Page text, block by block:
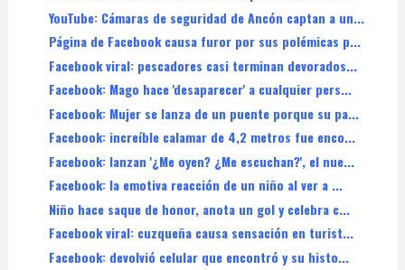
YouTube: Cámaras de seguridad de Ancón captan a un...
Página de Facebook causa furor por sus polémicas p...
Facebook viral: pescadores casi terminan devorados...
Facebook: Mago hace 'desaparecer' a cualquier pers...
Facebook: Mujer se lanza de un puente porque su pa...
Facebook: increíble calamar de 4,2 metros fue enco...
Facebook: lanzan '¿Me oyen? ¿Me escuchan?', el nue...
Facebook: la emotiva reacción de un niño al ver a ...
Niño hace saque de honor, anota un gol y celebra c...
Facebook viral: cuzqueña causa sensación en turist...
Facebook: devolvió celular que encontró y su histo...